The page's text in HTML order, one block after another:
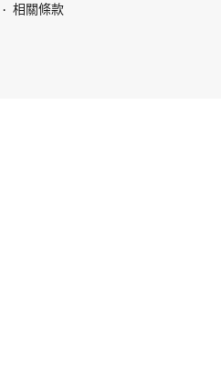
相關條款